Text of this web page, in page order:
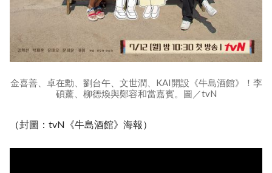
金喜善、卓在勳、劉台午、文世潤、KAI開設《牛島酒館》！李
碩薰、柳德煥與鄭容和當嘉賓。圖／tvN
（封圖：tvN《牛島酒館》海報）